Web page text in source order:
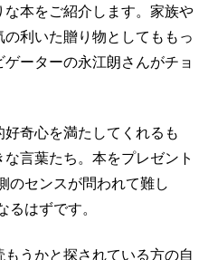
本をご紹介します。家族や
利いた贈り物としてももっ
ーターの永江朗さんがチョ
奇心を満たしてくれるも
言葉たち。本をプレゼント
のセンスが問われて難し
るはずです。
うかと探されている方の自